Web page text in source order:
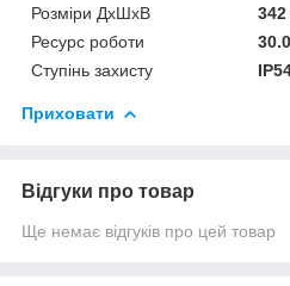
Розміри ДхШхВ
Ресурс роботи
Ступінь захисту
Приховати
Відгуки про товар
Ще немає відгуків про цей товар